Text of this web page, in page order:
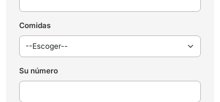
Comidas
Su número